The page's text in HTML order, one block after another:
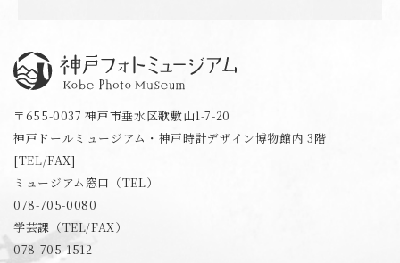
〒655-0037 神戸市垂水区歌敷山1-7-20
神戸ドールミュージアム・神戸時計デザイン博物館内 3階
[TEL/FAX]
ミュージアム窓口（TEL）
078-705-0080
学芸課（TEL/FAX）
078-705-1512